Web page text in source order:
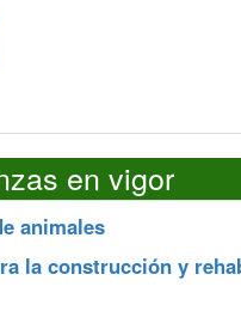
en vigor
animales
la construcción y